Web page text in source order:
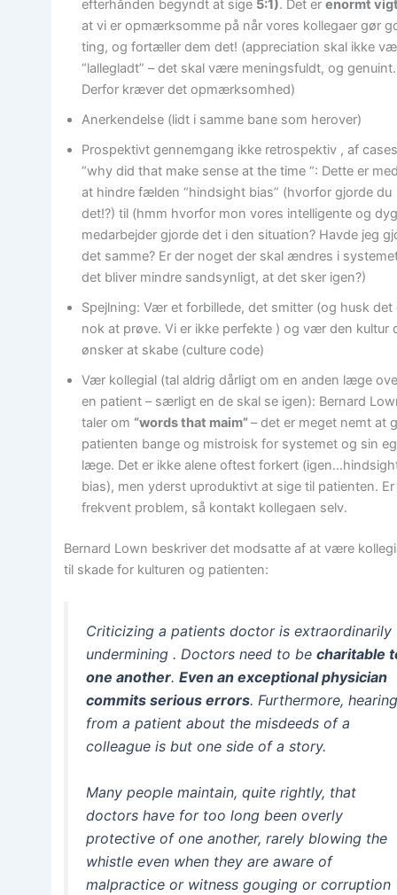
efterhånden begyndt at sige 5:1). Det erenormt
at vi er opmærksomme på når vores kollegaer gør
ting, og fortæller dem det! (appreciation skal ikke
“lallegladt” – det skal være meningsfuldt, og genuint.
Derfor kræver det opmærksomhed)
Anerkendelse (lidt i samme bane som herover)
Prospektivt gennemgang ikke retrospektiv , af
“why did that make sense at the time “: Dette er
at hindre fælden “hindsight bias” (hvorfor gjorde du
det!?) til (hmm hvorfor mon vores intelligente og
medarbejder gjorde det i den situation? Havde jeg
det samme? Er der noget der skal ændres i
det bliver mindre sandsynligt, at det sker igen?)
Spejlning: Vær et forbillede, det smitter (og husk det
nok at prøve. Vi er ikke perfekte ) og vær den kultur
ønsker at skabe (culture code)
Vær kollegial (tal aldrig dårligt om en anden læge
en patient – særligt en de skal se igen): Bernard
taler om “words that maim”– det er meget nemt at
patienten bange og mistroisk for systemet og sin
læge. Det er ikke alene oftest forkert
bias), men yderst uproduktivt at sige til patienten.
frekvent problem, så kontakt kollegaen selv.
Bernard Lown beskriver det modsatte af at være
til skade for kulturen og patienten:
Criticizing a patients doctor is extraordinarily
undermining . Doctors need to becharitable
one another.Even an exceptional physician
commits serious errors. Furthermore,
from a patient about the misdeeds of a
colleague is but one side of a story.
Many people maintain, quite rightly, that
doctors have for too long been overly
protective of one another, rarely blowing the
whistle even when they are aware of
malpractice or witness gouging or corruption